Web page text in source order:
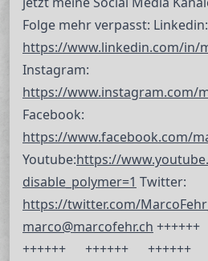
Folge mehr verpasst: Linkedin:
https://www.linkedin.com/in/
Instagram:
https://www.instagram.com/
Facebook:
https://www.facebook.com/
Youtube:https://
disable_polymer=1 Twitter:
https://twitter.com/MarcoFehr_
marco@marcofehr.ch
++++++ ++++++ ++++++